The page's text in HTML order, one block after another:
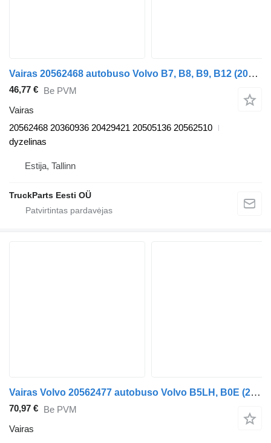
Vairas 20562468 autobuso Volvo B7, B8, B9, B12 (2005-)
46,77 € Be PVM
Vairas
20562468 20360936 20429421 20505136 20562510
dyzelinas
Estija, Tallinn
TruckParts Eesti OÜ
Vairas Volvo 20562477 autobuso Volvo B5LH, B0E (2008-)
70,97 € Be PVM
Vairas